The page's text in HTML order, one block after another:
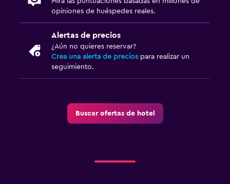
opiniones de huéspedes reales.
Alertas de precios
¿Aún no quieres reservar?
Crea una alerta de precios para realizar un
seguimiento.
Buscar ofertas de hotel